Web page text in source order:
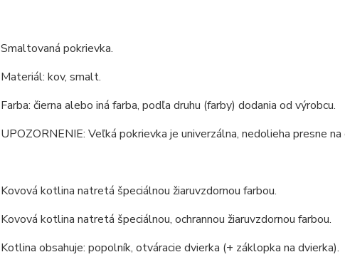
Smaltovaná pokrievka.
Materiál: kov, smalt.
Farba: čierna alebo iná farba, podľa druhu (farby) dodania od výrobcu.
UPOZORNENIE: Veľká pokrievka je univerzálna, nedolieha presne
Kovová kotlina natretá špeciálnou žiaruvzdornou farbou.
Kovová kotlina natretá špeciálnou, ochrannou žiaruvzdornou farbou.
Kotlina obsahuje: popolník, otváracie dvierka (+ záklopka na dvierka).